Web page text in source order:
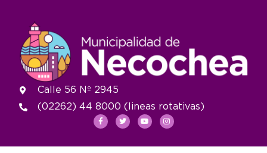
Calle 56 Nº 2945
(02262) 44 8000 (lineas rotativas)